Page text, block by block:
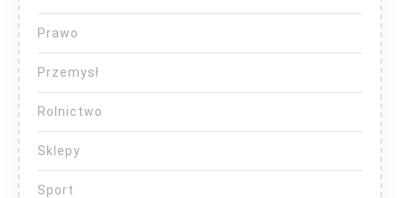
Prawo
Przemysł
Rolnictwo
Sklepy
Sport